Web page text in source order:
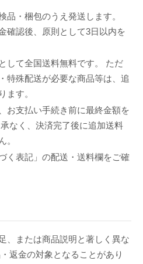
品・梱包のうえ発送します。
確認後、原則として3日以内を
して全国送料無料です。 ただ
特殊配送が必要な商品等は、追
ます。
お支払い手続き前に最終金額を
なく、決済完了後に追加送料
。
く表記」の配送・送料欄をご確
、または商品説明と著しく異な
返金の対象となることがあり